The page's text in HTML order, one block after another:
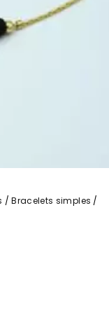
Bracelets simples